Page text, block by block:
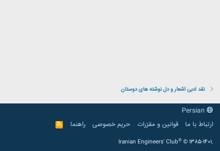
نقد ادبی اشعار و دل نوشته های دوستان
ارتباط با ما
قوانین و مقرّرات حریم خصوصی راهنما
R
S
Iranian Engineers' Club® © 1385-1401.